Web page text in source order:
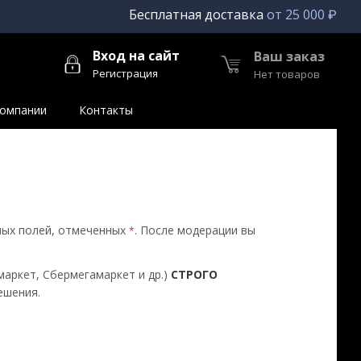
Бесплатная доставка от 25 000 ₽
Вход на сайт
Регистрация
Ваш заказ
Нет товаров
Контакты
полей, отмеченных *. После модерации вы
Сбермегамаркет и др.) СТРОГО